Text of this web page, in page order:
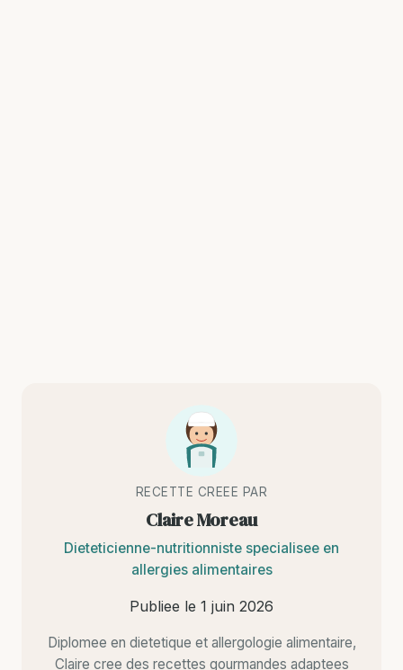
RECETTE CREEE PAR
Claire Moreau
Dieteticienne-nutritionniste specialisee en
allergies alimentaires
Publiee le 1 juin 2026
Diplomee en dietetique et allergologie alimentaire,
Claire cree des recettes gourmandes adaptees